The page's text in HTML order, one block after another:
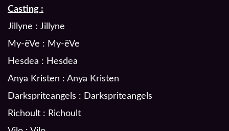
Casting :
Jillyne : Jillyne
My-ëVe : My-ëVe
Hesdea : Hesdea
Anya Kristen : Anya Kristen
Darkspriteangels : Darkspriteangels
Richoult : Richoult